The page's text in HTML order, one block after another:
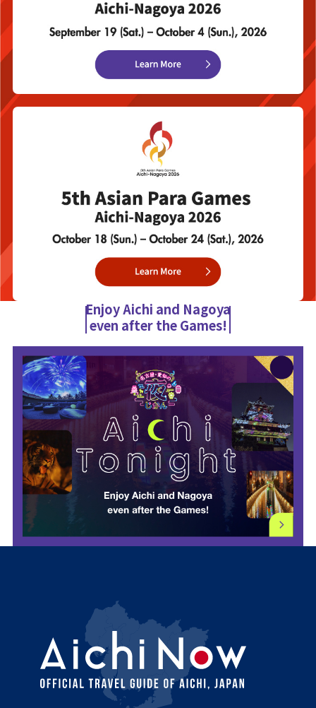
Enjoy Aichi and Nagoya
even after the Games!